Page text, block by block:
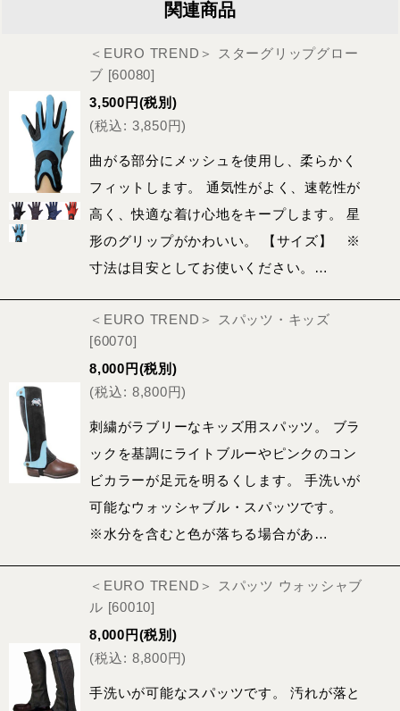
関連商品
＜EURO TREND＞ スターグリップグロー
ブ [60080]
3,500 円(税別)
(税込: 3,850円)
曲がる部分にメッシュを使用し、柔らかく
フィットします。 通気性がよく、速乾性が
高く、快適な着け心地をキープします。 星
形のグリップがかわいい。 【サイズ】 ※
寸法は目安としてお使いください。…
＜EURO TREND＞ スパッツ・キッズ
[60070]
8,000 円(税別)
(税込: 8,800円)
刺繍がラブリーなキッズ用スパッツ。 ブラ
ックを基調にライトブルーやピンクのコン
ビカラーが足元を明るくします。 手洗いが
可能なウォッシャブル・スパッツです。
※水分を含むと色が落ちる場合があ…
＜EURO TREND＞ スパッツ ウォッシャブ
ル [60010]
8,000 円(税別)
(税込: 8,800円)
手洗いが可能なスパッツです。 汚れが落と